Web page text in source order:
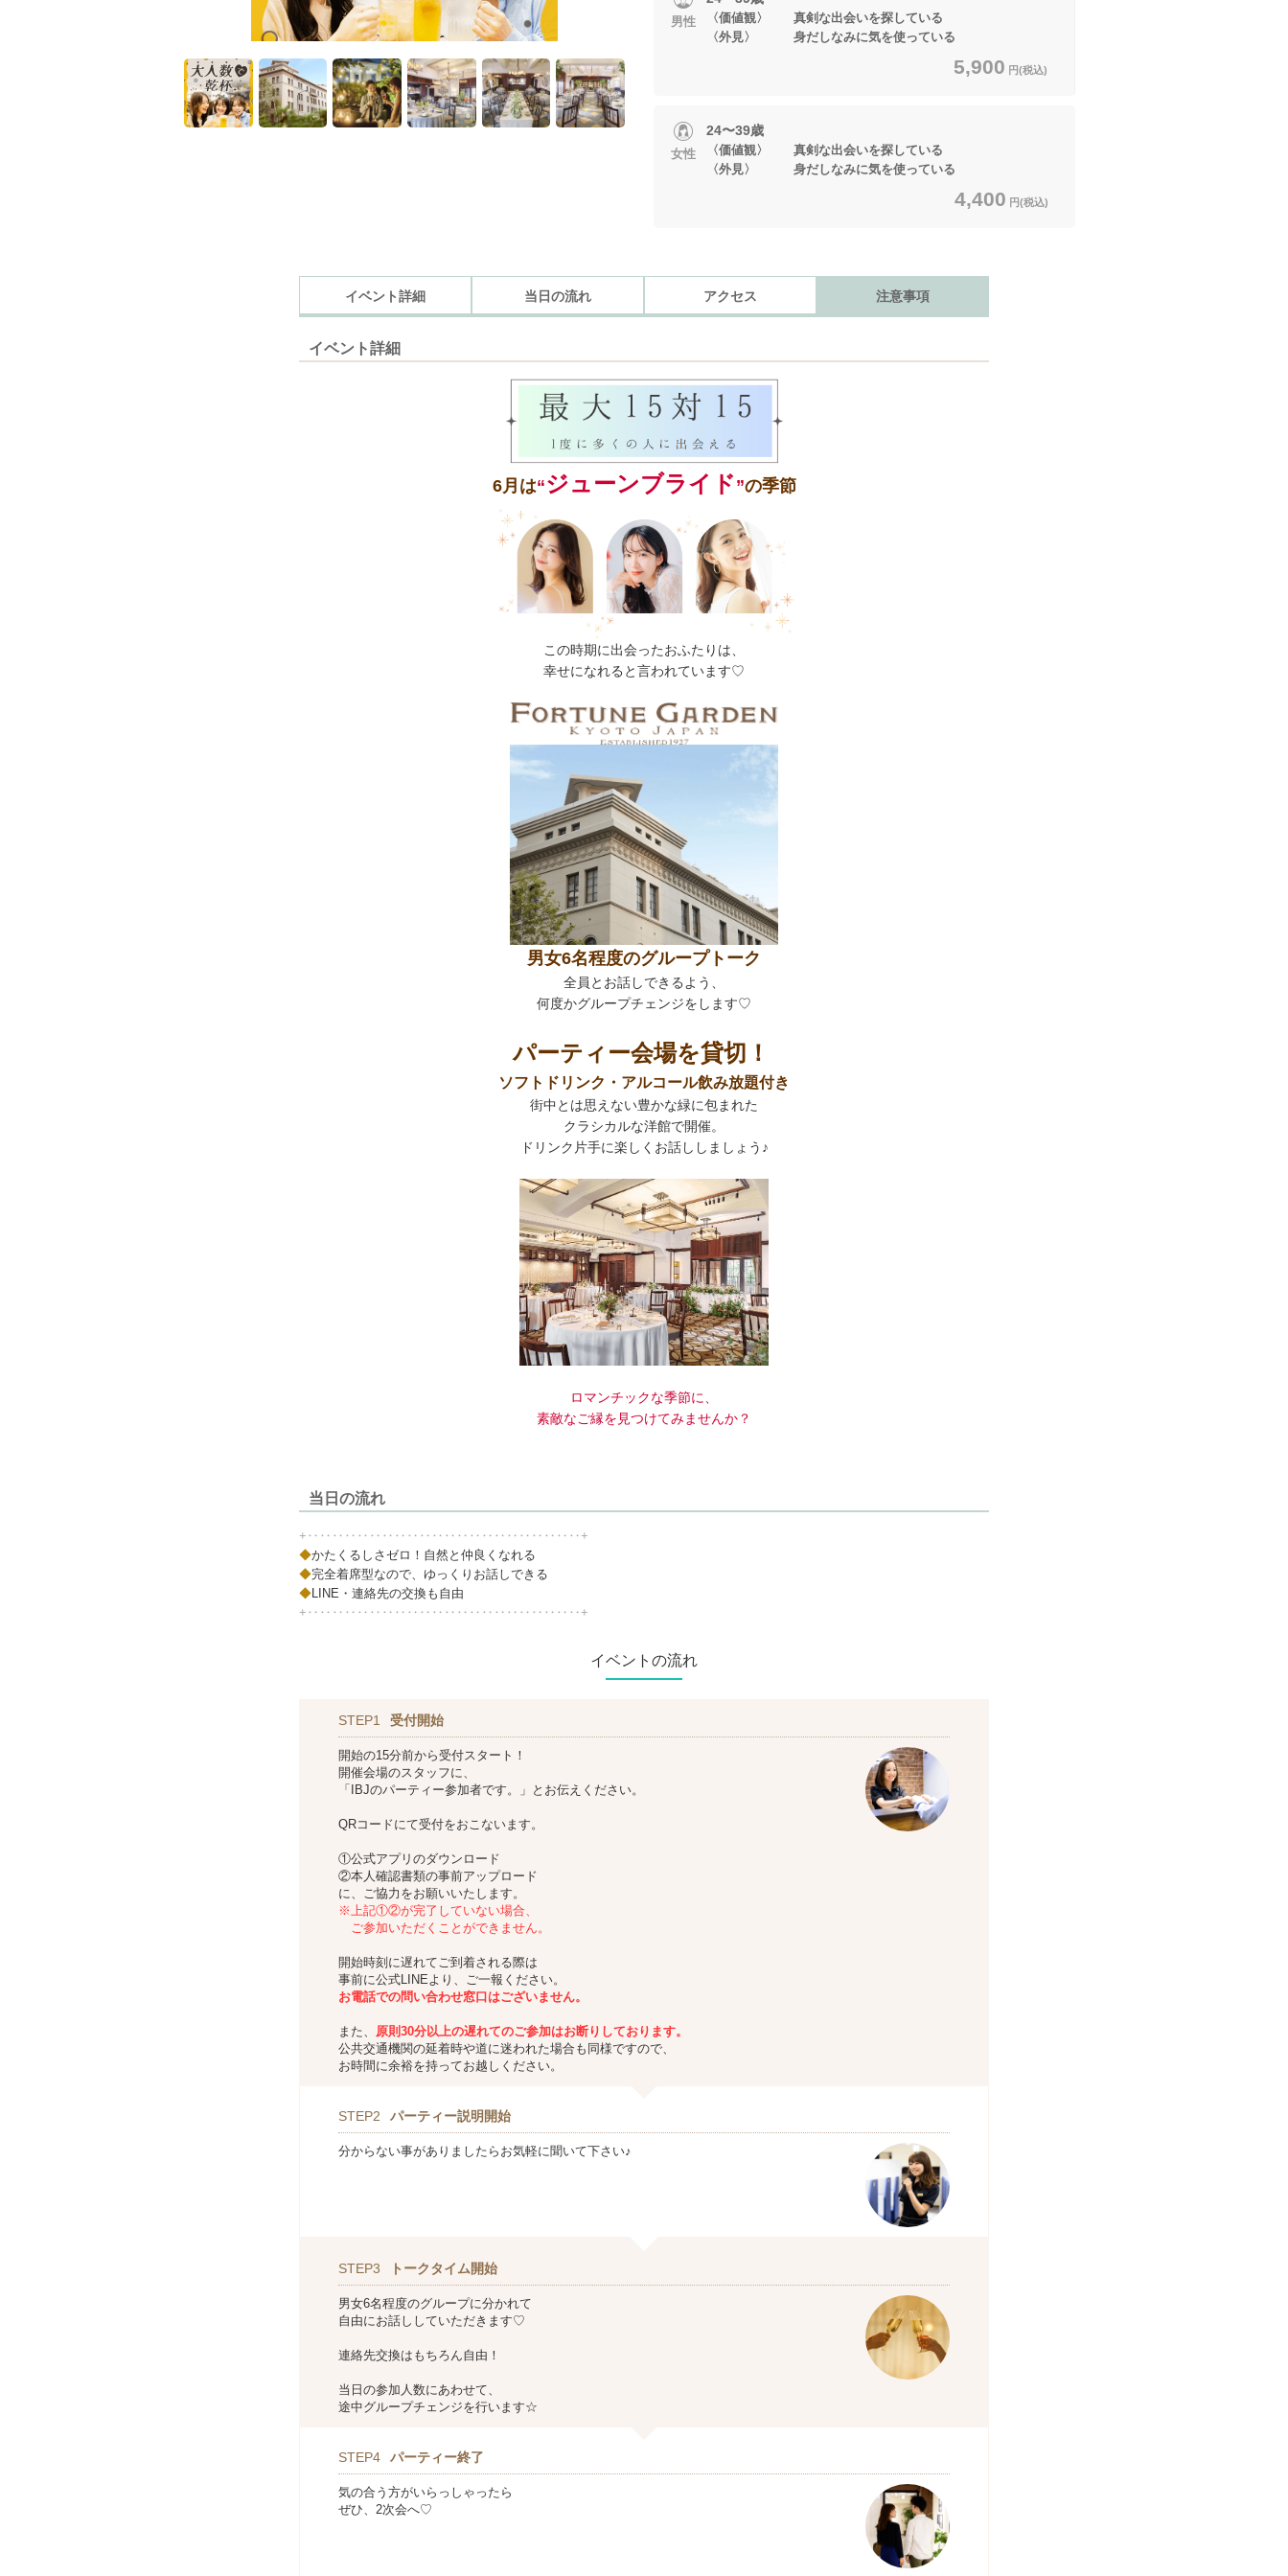
男性
〈価値観〉 真剣な出会いを探している
〈外見〉 身だしなみに気を使っている
5,900 円(税込)
女性
24〜39歳
〈価値観〉 真剣な出会いを探している
〈外見〉 身だしなみに気を使っている
4,400 円(税込)
イベント詳細 当日の流れ アクセス 注意事項
イベント詳細
6月は“ジューンブライド ”の季節
この時期に出会ったおふたりは、
幸せになれると言われています♡
男女6名程度のグループトーク
全員とお話しできるよう、
何度かグループチェンジをします♡
パーティー会場を貸切！
ソフトドリンク・アルコール飲み放題付き
街中とは思えない豊かな緑に包まれた
クラシカルな洋館で開催。
ドリンク片手に楽しくお話ししましょう♪
ロマンチックな季節に、
素敵なご縁を見つけてみませんか？
当日の流れ
+‥‥‥‥‥‥‥‥‥‥‥‥‥‥‥‥‥‥‥‥‥‥+
◆かたくるしさゼロ！自然と仲良くなれる
◆完全着席型なので、ゆっくりお話しできる
◆LINE・連絡先の交換も自由
+‥‥‥‥‥‥‥‥‥‥‥‥‥‥‥‥‥‥‥‥‥‥+
イベントの流れ
STEP1 受付開始
開始の15分前から受付スタート！
開催会場のスタッフに、
「IBJのパーティー参加者です。」とお伝えください。
QRコードにて受付をおこないます。
①公式アプリのダウンロード
②本人確認書類の事前アップロード
に、ご協力をお願いいたします。
※上記①②が完了していない場合、
ご参加いただくことができません。
開始時刻に遅れてご到着される際は
事前に公式LINEより、ご一報ください。
お電話での問い合わせ窓口はございません。
また、 原則30分以上の遅れてのご参加はお断りしております。
公共交通機関の延着時や道に迷われた場合も同様ですので、
お時間に余裕を持ってお越しください。
STEP2 パーティー説明開始
分からない事がありましたらお気軽に聞いて下さい♪
STEP3 トークタイム開始
男女6名程度のグループに分かれて
自由にお話ししていただきます♡
連絡先交換はもちろん自由！
当日の参加人数にあわせて、
途中グループチェンジを行います☆
STEP4 パーティー終了
気の合う方がいらっしゃったら
ぜひ、2次会へ♡